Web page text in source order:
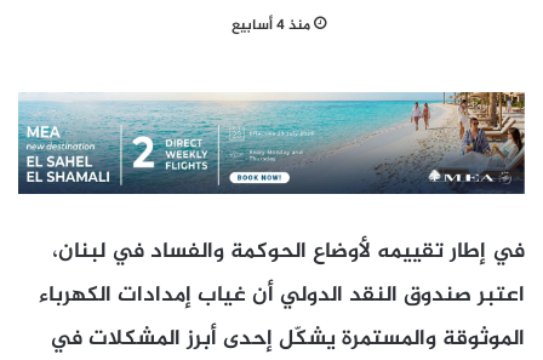
منذ 4 أسابيع
في إطار تقييمه لأوضاع الحوكمة والفساد في لبنان،
اعتبر صندوق النقد الدولي أن غياب إمدادات الكهرباء
الموثوقة والمستمرة يشكّل إحدى أبرز المشكلات في